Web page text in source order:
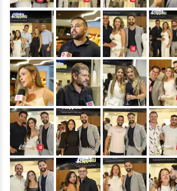
&nbsp; &nbsp; &nbsp; &nbsp;
&nbsp; &nbsp; &nbsp; &nbsp;
&nbsp; &nbsp; &nbsp; &nbsp;
&nbsp; &nbsp; &nbsp; &nbsp;